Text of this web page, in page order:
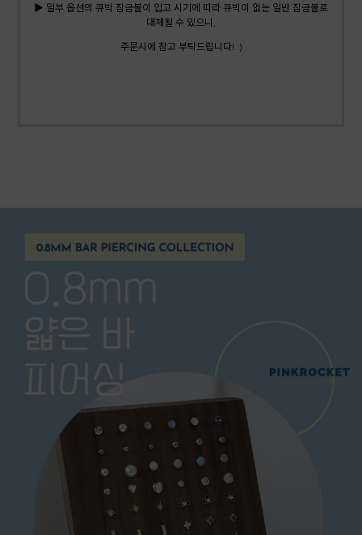
▶ 일부 옵션의 큐빅 잠금볼이 입고 시기에 따라 큐빅이 없는 일반 잠금볼로
대체될 수 있으니,
주문시에 참고 부탁드립니다! :)